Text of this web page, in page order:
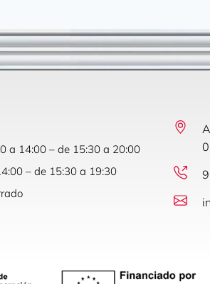
a 14:00 – de 15:30 a 20:00
– de 15:30 a 19:30